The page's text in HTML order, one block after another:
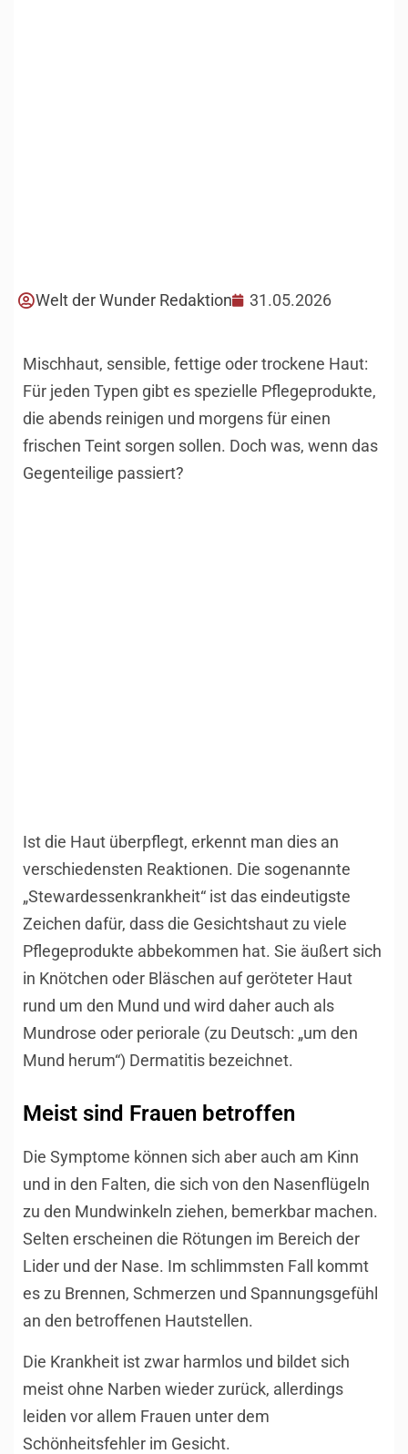
Welt der Wunder Redaktion 31.05.2026
Mischhaut, sensible, fettige oder trockene Haut:
Für jeden Typen gibt es spezielle Pflegeprodukte,
die abends reinigen und morgens für einen
frischen Teint sorgen sollen. Doch was, wenn das
Gegenteilige passiert?
Ist die Haut überpflegt, erkennt man dies an
verschiedensten Reaktionen. Die sogenannte
„Stewardessenkrankheit“ ist das eindeutigste
Zeichen dafür, dass die Gesichtshaut zu viele
Pflegeprodukte abbekommen hat. Sie äußert sich
in Knötchen oder Bläschen auf geröteter Haut
rund um den Mund und wird daher auch als
Mundrose oder periorale (zu Deutsch: „um den
Mund herum“) Dermatitis bezeichnet.
Meist sind Frauen betroffen
Die Symptome können sich aber auch am Kinn
und in den Falten, die sich von den Nasenflügeln
zu den Mundwinkeln ziehen, bemerkbar machen.
Selten erscheinen die Rötungen im Bereich der
Lider und der Nase. Im schlimmsten Fall kommt
es zu Brennen, Schmerzen und Spannungsgefühl
an den betroffenen Hautstellen.
Die Krankheit ist zwar harmlos und bildet sich
meist ohne Narben wieder zurück, allerdings
leiden vor allem Frauen unter dem
Schönheitsfehler im Gesicht.